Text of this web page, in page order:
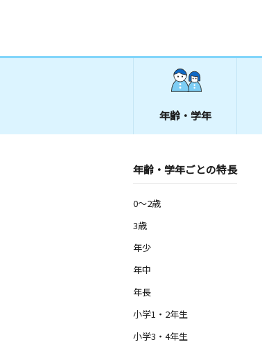
年齢・学年
年齢・学年ごとの特長
0～2歳
3歳
年少
年中
年長
小学1・2年生
小学3・4年生